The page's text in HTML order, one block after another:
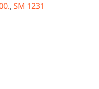
, SM 1231